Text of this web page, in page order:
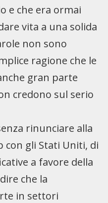
e che era ormai
vita a una solida
non sono
ragione che le
gran parte
credono sul serio
rinunciare alla
con gli Stati Uniti, di
a favore della
che la
in settori